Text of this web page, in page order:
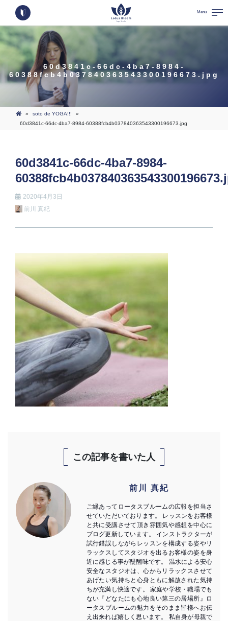
Menu
60d3841c-66dc-4ba7-8984-
60388fcb4b037840363543300196673.jpg
» soto de YOGA!!!
»
60d3841c-66dc-4ba7-8984-60388fcb4b037840363543300196673.jpg
60d3841c-66dc-4ba7-8984-
2020年4月3日
前川 真紀
この記事を書いた人
前川 真紀
ご縁あってロータスブルームの広報を担当さ
せていただいております。 レッスンをお客様
と共に受講させて頂き雰囲気や感想を中心に
ブログ更新しています。 インストラクターが
試行錯誤しながらレッスンを構成する姿やリ
ラックスしてスタジオを出るお客様の姿を身
近に感じる事が醍醐味です。 温水による安心
安全なスタジオは、心からリラックスさせて
あげたい気持ちと心身ともに解放された気持
ちが充満し快適です。 家庭や学校・職場でも
ない『どなたにも心地良い第三の居場所』ロ
ータスブルームの魅力をそのまま皆様へお伝
え出来れば嬉しく思います。 私自身が母親で